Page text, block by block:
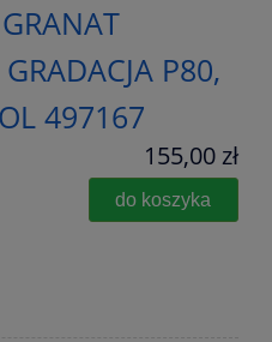
P80,
497167
155,00 zł
do koszyka